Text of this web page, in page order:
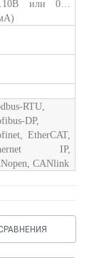
или 0…
RTU,
DP,
EtherCAT,
IP,
CANlink